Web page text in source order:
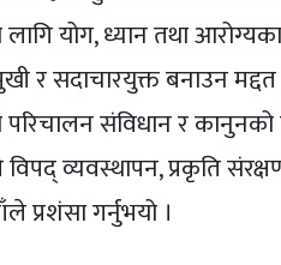
योग, ध्यान तथा
र सदाचारयुक्त बनाउन मद्दत
संविधान र कानुनको
व्यवस्थापन, प्रकृति
प्रशंसा गर्नुभयो ।